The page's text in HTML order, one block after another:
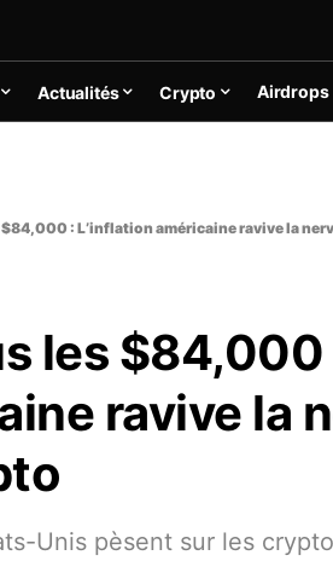
Actualités Crypto Airdrops
: L’inflation américaine ravive la
les $84,000
ravive la
Unis pèsent sur les